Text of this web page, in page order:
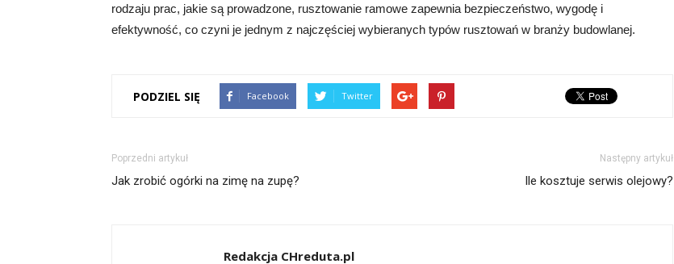
rodzaju prac, jakie są prowadzone, rusztowanie ramowe zapewnia bezpieczeństwo, wygodę i
efektywność, co czyni je jednym z najczęściej wybieranych typów rusztowań w branży budowlanej.
PODZIEL SIĘ Facebook Twitter
Poprzedni artykuł
Jak zrobić ogórki na zimę na zupę?
Następny artykuł
Ile kosztuje serwis olejowy?
Redakcja CHreduta.pl